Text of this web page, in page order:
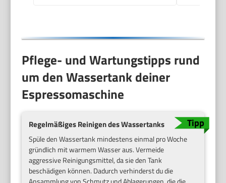
Pflege- und Wartungstipps rund
um den Wassertank deiner
Espressomaschine
Regelmäßiges Reinigen des Wassertanks
Spüle den Wassertank mindestens einmal pro Woche
gründlich mit warmem Wasser aus. Vermeide
aggressive Reinigungsmittel, da sie den Tank
beschädigen können. Dadurch verhinderst du die